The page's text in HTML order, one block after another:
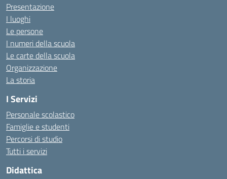
Presentazione
I luoghi
Le persone
I numeri della scuola
Le carte della scuola
Organizzazione
La storia
I Servizi
Personale scolastico
Famiglie e studenti
Percorsi di studio
Tutti i servizi
Didattica